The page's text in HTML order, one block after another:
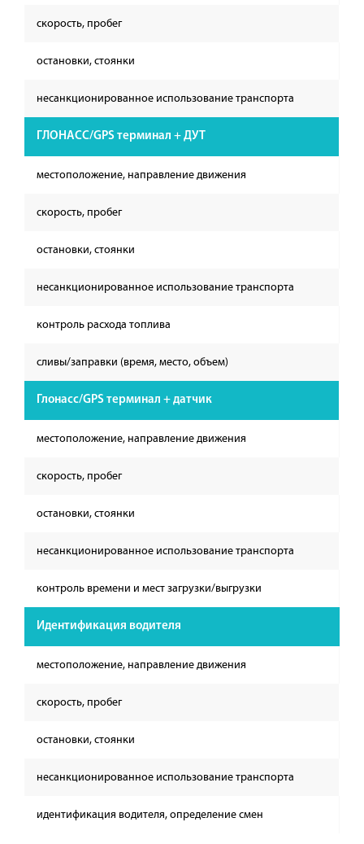
скорость, пробег
остановки, стоянки
несанкционированное использование транспорта
ГЛОНАСС/GPS терминал + ДУТ
местоположение, направление движения
скорость, пробег
остановки, стоянки
несанкционированное использование транспорта
контроль расхода топлива
сливы/заправки (время, место, объем)
Глонасс/GPS терминал + датчик
местоположение, направление движения
скорость, пробег
остановки, стоянки
несанкционированное использование транспорта
контроль времени и мест загрузки/выгрузки
Идентификация водителя
местоположение, направление движения
скорость, пробег
остановки, стоянки
несанкционированное использование транспорта
идентификация водителя, определение смен